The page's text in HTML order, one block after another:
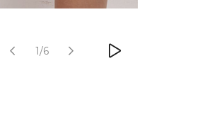
1/6